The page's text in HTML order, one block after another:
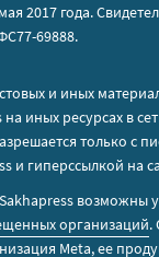
2017 года.
69888.
и иных
иных ресурсах в
только с
и гиперссылкой на
возможны
организаций.
Metа, ее